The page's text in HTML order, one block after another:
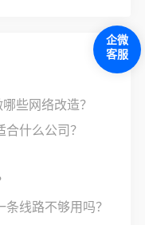
些网络改造？
什么公司？
线路不够用吗？
企微
客服